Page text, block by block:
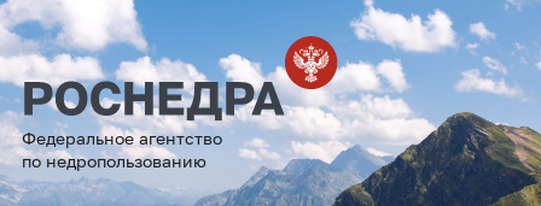
Федеральное агентство
по недропользованию